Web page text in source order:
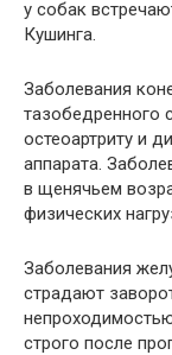
у собак
Кушинга.
Заболевания
тазобедренного
остеоартриту и
аппарата.
в щенячьем
физических
Заболевания
страдают
строго после